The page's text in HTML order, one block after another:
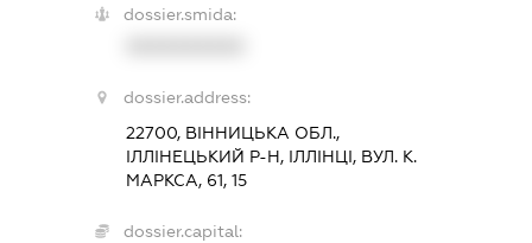
dossier.smida:
dossier.address:
22700, ВІННИЦЬКА ОБЛ.,
ІЛЛІНЕЦЬКИЙ Р-Н, ІЛЛІНЦІ, ВУЛ. К.
МАРКСА, 61, 15
dossier.capital: